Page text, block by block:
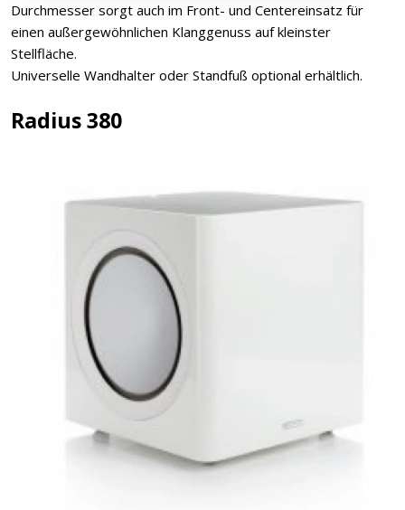
Durchmesser sorgt auch im Front- und Centereinsatz für
einen außergewöhnlichen Klanggenuss auf kleinster
Stellfläche.
Universelle Wandhalter oder Standfuß optional erhältlich.
Radius 380